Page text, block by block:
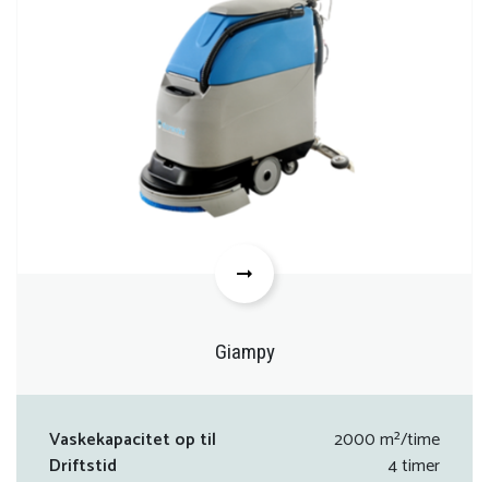
Giampy
Vaskekapacitet op til
2000 m²/time
Driftstid
4 timer